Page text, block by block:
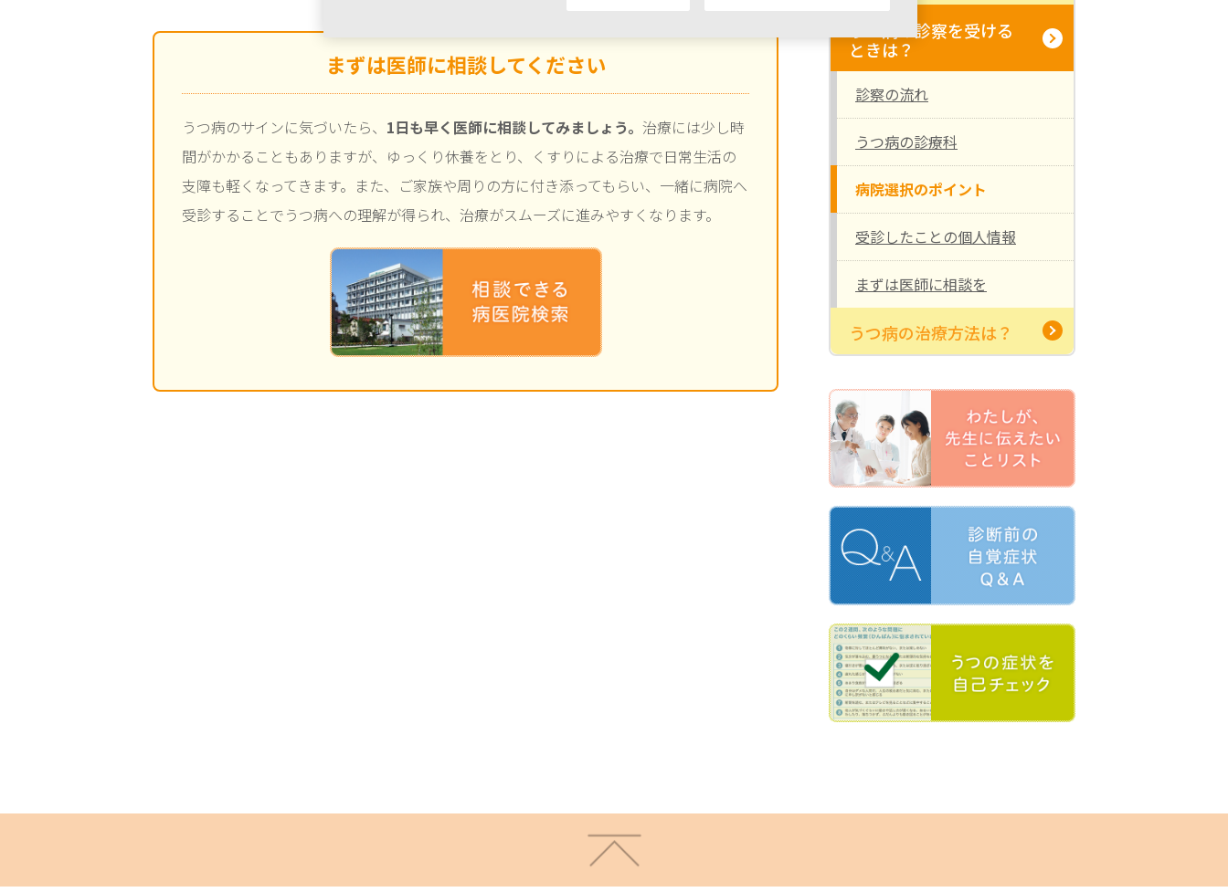
まずは医師に相談してください
うつ病のサインに気づいたら、 1日も早く医師に相談してみましょう。 治療には少し時
間がかかることもありますが、ゆっくり休養をとり、くすりによる治療で日常生活の
支障も軽くなってきます。また、ご家族や周りの方に付き添ってもらい、一緒に病院へ
受診することでうつ病への理解が得られ、治療がスムーズに進みやすくなります。
うつ病の診察を受ける
ときは？
診察の流れ
うつ病の診療科
病院選択のポイント
受診したことの個人情報
まずは医師に相談を
うつ病の治療方法は？